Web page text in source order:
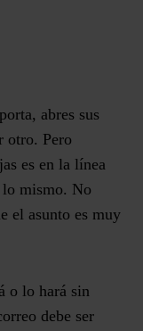
abres sus
otro. Pero
es en la línea
mismo. No
el asunto es muy
o lo hará sin
debe ser